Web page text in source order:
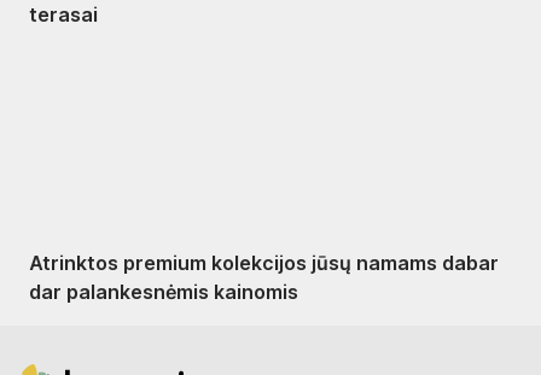
terasai
Atrinktos premium kolekcijos jūsų namams dabar
dar palankesnėmis kainomis